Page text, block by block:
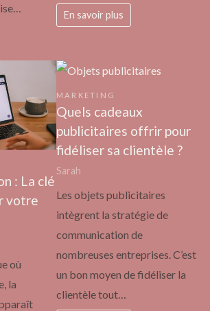
En savoir plus
: La clé
votre
où
la
MARKETING
Quels cadeaux
publicitaires offrir pour
fidéliser sa clientèle ?
Sarah
Les objets publicitaires
intègrent la stratégie de
communication de
nombreuses entreprises. C’est
un bon moyen de fidéliser la
clientèle tout…